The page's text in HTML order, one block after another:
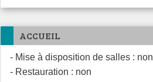
ACCUEIL
- Mise à disposition de salles : non
- Restauration : non